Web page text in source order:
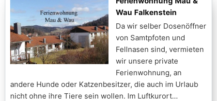
Wau Falkenstein
Da wir selber Dosenöffner
von Samtpfoten und
Fellnasen sind, vermieten
wir unsere private
Ferienwohnung, an
andere Hunde oder Katzenbesitzer, die auch im Urlaub
nicht ohne ihre Tiere sein wollen. Im Luftkurort